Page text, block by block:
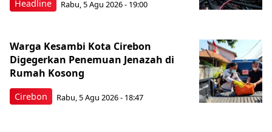
Headline Rabu, 5 Agu 2026 - 19:00
Cirebon
Warga Kesambi Kota Cirebon
Digegerkan Penemuan Jenazah di
Rumah Kosong
Rabu, 5 Agu 2026 - 18:47